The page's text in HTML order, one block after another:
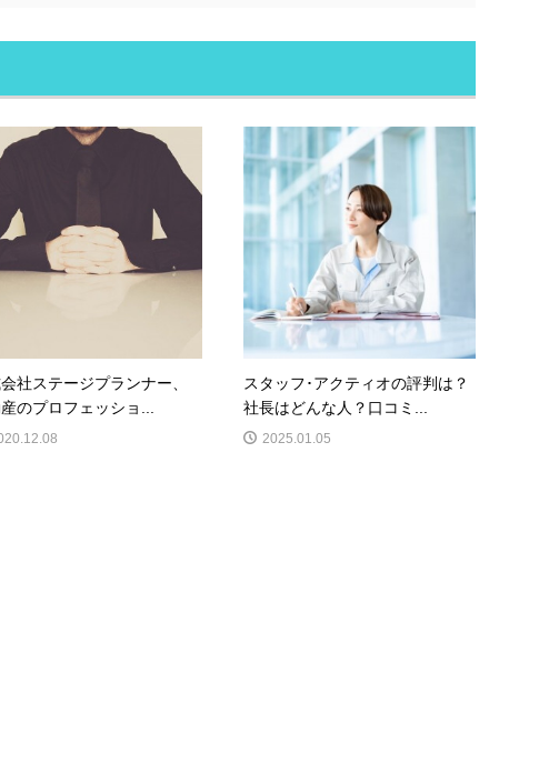
社ステージプランナー、
のプロフェッショ...
スタッフ･アクティオの評判は？
社長はどんな人？口コミ...
2025.01.05